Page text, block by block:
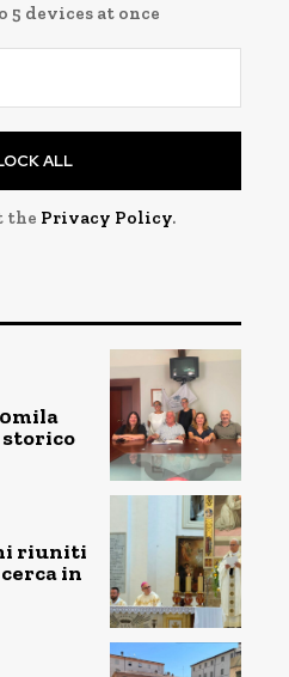
5 devices at once
ALL
the Privacy Policy.
riuniti
cerca in